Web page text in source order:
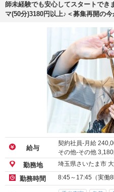
師未経験でも安心してスタートで
マ(50分)3180円以上♪＜募集再開の
給与
契約社員-月給
その他-その他 3,180
勤務地 埼玉県さいたま市
勤務時間 8:45～17:45（実働